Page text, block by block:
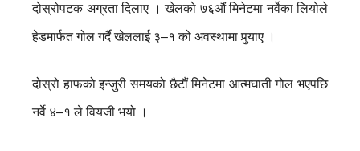
दोस्रोपटक अग्रता दिलाए । खेलको ७६औं मिनेटमा नर्वेका लियोले
हेडमार्फत गोल गर्दै खेललाई ३–१ को अवस्थामा पुर्‍याए ।
दोस्रो हाफको इन्जुरी समयको छैटौं मिनेटमा आत्मघाती गोल भएपछि
नर्वे ४–१ ले वियजी भयो ।